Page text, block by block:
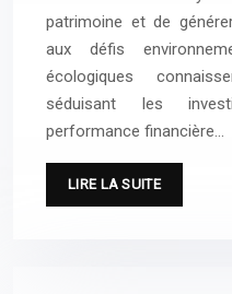
patrimoine et de
aux défis
écologiques
séduisant les
performance financière…
LIRE LA SUITE